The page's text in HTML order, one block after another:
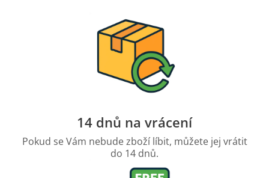
14 dnů na vrácení
Pokud se Vám nebude zboží líbit, můžete jej vrátit
do 14 dnů.